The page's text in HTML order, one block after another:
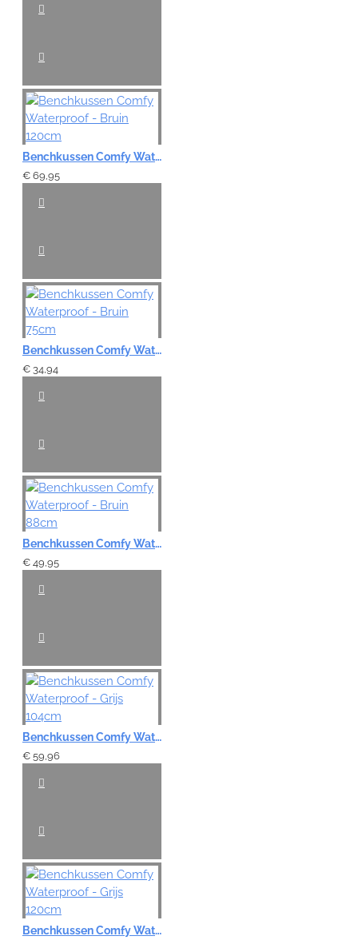
Benchkussen Comfy Waterproof - Bruin 120cm
€ 69,95
Benchkussen Comfy Waterproof - Bruin 75cm
€ 34,94
Benchkussen Comfy Waterproof - Bruin 88cm
€ 49,95
Benchkussen Comfy Waterproof - Grijs 104cm
€ 59,96
Benchkussen Comfy Waterproof - Grijs 120cm